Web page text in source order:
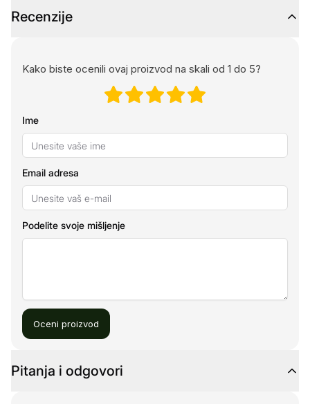
Recenzije
Kako biste ocenili ovaj proizvod na skali od 1 do 5?
Ime
Email adresa
Podelite svoje mišljenje
Oceni proizvod
Pitanja i odgovori